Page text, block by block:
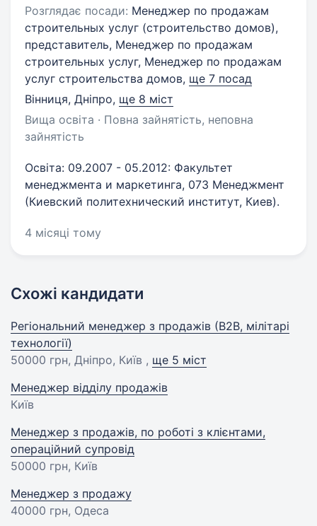
Розглядає посади: Менеджер по продажам
строительных услуг (строительство домов),
представитель, Менеджер по продажам
строительных услуг, Менеджер по продажам
услуг строительства домов, ще 7 посад
Вінниця, Дніпро, ще 8 міст
Вища освіта · Повна зайнятість, неповна
зайнятість
Освіта: 09.2007 - 05.2012: Факультет
менеджмента и маркетинга, 073 Менеджмент
(Киевский политехнический институт, Киев).
4 місяці тому
Схожі кандидати
Регіональний менеджер з продажів (В2В, мілітарі
технології)
50000 грн, Дніпро, Київ , ще 5 міст
Менеджер відділу продажів
Київ
Менеджер з продажів, по роботі з клієнтами,
операційний супровід
50000 грн, Київ
Менеджер з продажу
40000 грн, Одеса